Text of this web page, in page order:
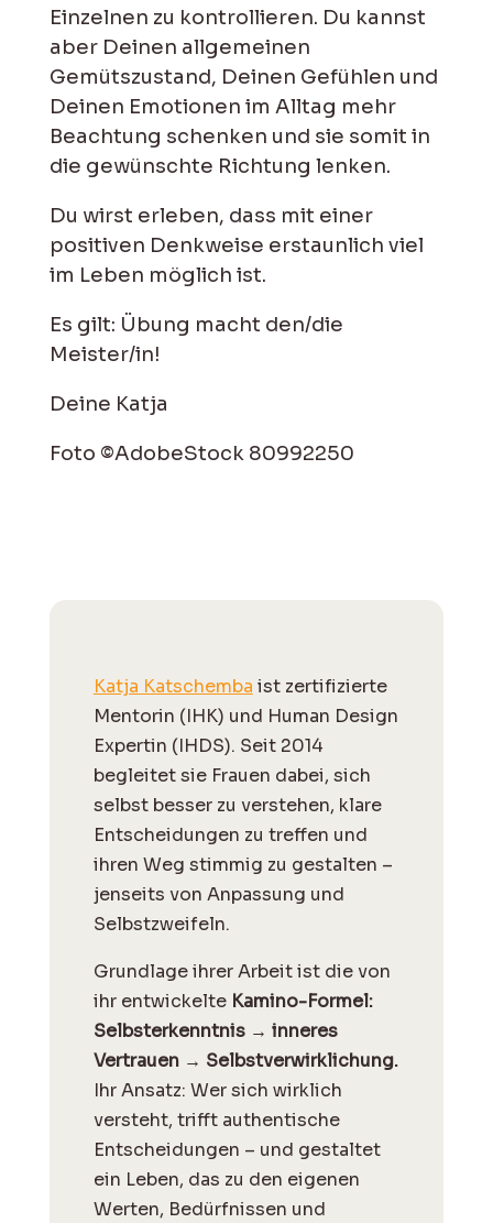
Einzelnen zu kontrollieren. Du kannst
aber Deinen allgemeinen
Gemütszustand, Deinen Gefühlen und
Deinen Emotionen im Alltag mehr
Beachtung schenken und sie somit in
die gewünschte Richtung lenken.
Du wirst erleben, dass mit einer
positiven Denkweise erstaunlich viel
im Leben möglich ist.
Es gilt: Übung macht den/die
Meister/in!
Deine Katja
Foto ©AdobeStock 80992250
Katja Katschemba ist zertifizierte
Mentorin (IHK) und Human Design
Expertin (IHDS). Seit 2014
begleitet sie Frauen dabei, sich
selbst besser zu verstehen, klare
Entscheidungen zu treffen und
ihren Weg stimmig zu gestalten –
jenseits von Anpassung und
Selbstzweifeln.
Grundlage ihrer Arbeit ist die von
ihr entwickelte Kamino-Formel:
Selbsterkenntnis → inneres
Vertrauen → Selbstverwirklichung.
Ihr Ansatz: Wer sich wirklich
versteht, trifft authentische
Entscheidungen – und gestaltet
ein Leben, das zu den eigenen
Werten, Bedürfnissen und